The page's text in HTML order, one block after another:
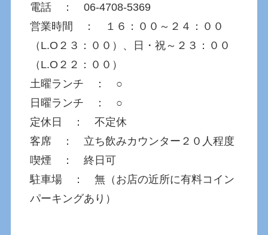
電話 ： 06-4708-5369
営業時間 ： １６：００～２４：００
（L.O２３：００）、日・祝～２３：００
（L.O２２：００）
土曜ランチ ： ○
日曜ランチ ： ○
定休日 ： 不定休
客席 ： 立ち飲みカウンター２０人程度
喫煙 ： 終日可
駐車場 ： 無（お店の近所に有料コイン
パーキングあり）